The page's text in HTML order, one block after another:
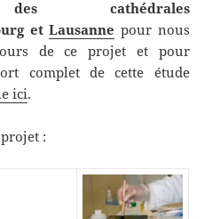
des cathédrales
etLausanne pour nous
de ce projet et pour
complet de cette étude
ici.
: